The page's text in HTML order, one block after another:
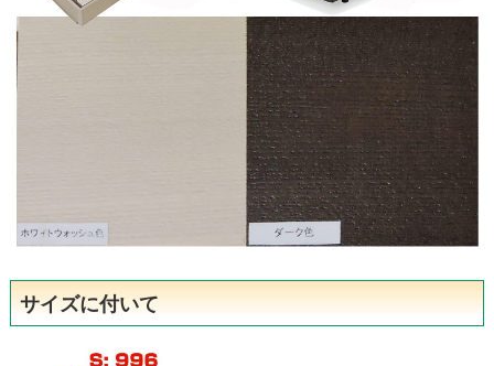
サイズに付いて